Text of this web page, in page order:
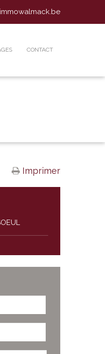
CONTACT
Imprimer